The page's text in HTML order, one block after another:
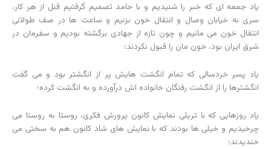
یاد جمعه ای که خبر را شنیدیم و با حامد تصمیم گرفتیم قبل از هر کار،
سری به خیابان وصال و انتقال خون بزنیم و ساعت ها در صف طولانی
انتقال خون می مانیم و چون تازه از جهادی برگشته بودیم و سفرمان در
شرق ایران بود، خون مان را قبول نکردند؛
یاد پسر خردسالی که تمام انگشت هایش پر از انگشتر بود و می گفت
انگشترها را از انگشت رفتگان خانواده اش درآورده و به انگشت کرده؛
یاد روزهایی که با تریلی نمایش کانون پرورش فکری، روستا به روستا می
چرخیدیم و خیلی ها بودند که با نمایش های شاد کانون هم به سختی می
خندیدند؛